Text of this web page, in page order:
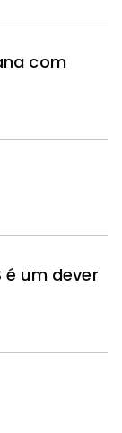
com
é um dever